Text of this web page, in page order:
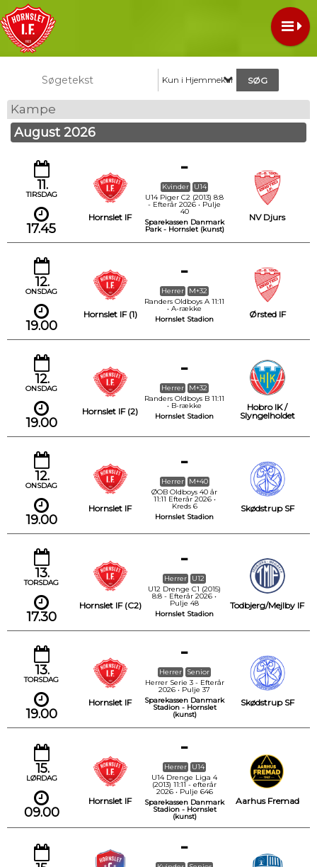
Kun i Hjemmekampe
Kampe
August 2026
11.
TIRSDAG
17.45
Hornslet IF
-
Kvinder
U14
U14 Piger C2 (2013) 8:8
- Efterår 2026 • Pulje
40
Sparekassen Danmark
Park - Hornslet (kunst)
NV Djurs
12.
ONSDAG
19.00
Hornslet IF (1)
-
Herrer
M+32
Randers Oldboys A 11:11
• A-række
Hornslet Stadion
Ørsted IF
12.
ONSDAG
19.00
Hornslet IF (2)
-
Herrer
M+32
Randers Oldboys B 11:11
• B-række
Hornslet Stadion
Hobro IK /
Slyngelholdet
12.
ONSDAG
19.00
Hornslet IF
-
Herrer
M+40
ØOB Oldboys 40 år
11:11 Efterår 2026 •
Kreds 6
Hornslet Stadion
Skødstrup SF
13.
TORSDAG
17.30
Hornslet IF (C2)
-
Herrer
U12
U12 Drenge C1 (2015)
8:8 - Efterår 2026 •
Pulje 48
Hornslet Stadion
Todbjerg/Mejlby IF
13.
TORSDAG
19.00
Hornslet IF
-
Herrer
Senior
Herrer Serie 3 - Efterår
2026 • Pulje 37
Sparekassen Danmark
Stadion - Hornslet
(kunst)
Skødstrup SF
15.
LØRDAG
09.00
Hornslet IF
-
Herrer
U14
U14 Drenge Liga 4
(2013) 11:11 - efterår
2026 • Pulje 646
Sparekassen Danmark
Stadion - Hornslet
(kunst)
Aarhus Fremad
-